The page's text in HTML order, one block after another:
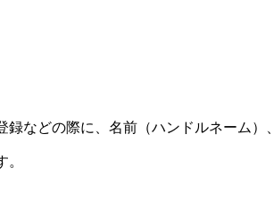
などの際に、名前（ハンドルネーム）、